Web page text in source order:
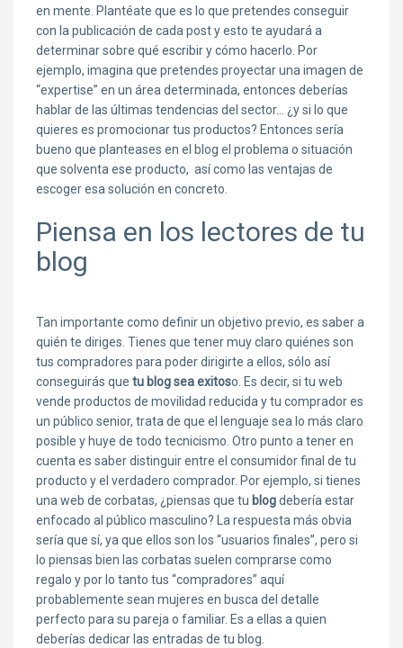
en mente. Plantéate que es lo que pretendes conseguir
con la publicación de cada post y esto te ayudará a
determinar sobre qué escribir y cómo hacerlo. Por
ejemplo, imagina que pretendes proyectar una imagen de
“expertise” en un área determinada, entonces deberías
hablar de las últimas tendencias del sector… ¿y si lo que
quieres es promocionar tus productos? Entonces sería
bueno que planteases en el blog el problema o situación
que solventa ese producto, así como las ventajas de
escoger esa solución en concreto.
Piensa en los lectores de tu
blog
Tan importante como definir un objetivo previo, es saber a
quién te diriges. Tienes que tener muy claro quiénes son
tus compradores para poder dirigirte a ellos, sólo así
conseguirás que tu blog sea exitoso. Es decir, si tu web
vende productos de movilidad reducida y tu comprador es
un público senior, trata de que el lenguaje sea lo más claro
posible y huye de todo tecnicismo. Otro punto a tener en
cuenta es saber distinguir entre el consumidor final de tu
producto y el verdadero comprador. Por ejemplo, si tienes
una web de corbatas, ¿piensas que tu blogdebería estar
enfocado al público masculino? La respuesta más obvia
sería que sí, ya que ellos son los “usuarios finales”, pero si
lo piensas bien las corbatas suelen comprarse como
regalo y por lo tanto tus “compradores” aquí
probablemente sean mujeres en busca del detalle
perfecto para su pareja o familiar. Es a ellas a quien
deberías dedicar las entradas de tu blog.